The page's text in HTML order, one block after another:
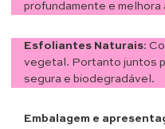
profundamente e melhora
Esfoliantes Naturais:
vegetal. Portanto juntos
segura e biodegradável.
Embalagem e